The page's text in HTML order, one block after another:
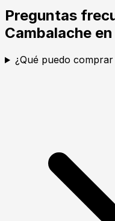
Preguntas
Cambalache
¿Qué puedo